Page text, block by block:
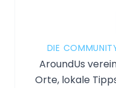
DIE
AroundUs
Orte, lokale